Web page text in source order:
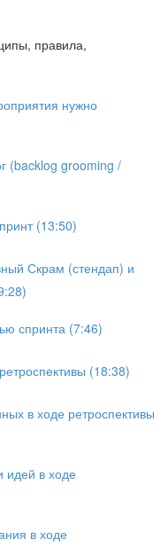
правила,
нужно
(backlog grooming /
(13:50)
Скрам (стендап) и
спринта (7:46)
(18:38)
в ходе ретроспективы
идей в ходе
в ходе